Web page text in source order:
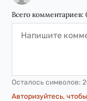
Всего комментариев:
Осталось символов:
Авторизуйтесь,